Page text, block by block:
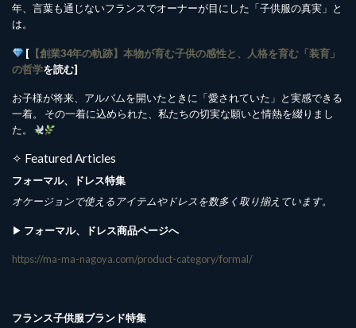
年、言葉も通じないフランスでオーナーが目にした「子供服の真実」と
は。
[【創業34年の軌跡】本物が育む子供の感性と、人格を育む「装育」
の哲学を読む]
お子様が将来、アルバムを開いたときに「愛されていた」と実感できる
一着。 その一着に込められた、私たちの切実な願いと情熱を綴りまし
た。
✧ Featured Articles
フォーマル、ドレス特集
オケージョンで使えるアイテムやドレスを数多く取り揃えています。
▶︎ フォーマル、ドレス商品ページへ
https://ma-ma-nagoya.com/product-category/formal/
フランス子供服ブランド特集